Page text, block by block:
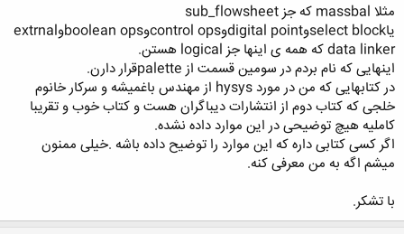
مثلا massbal که جز sub_flowsheet
یاselect blockوdigital pointوcontrol opsوboolean opsوextrnal
data linker که همه ی اینها جز logical هستن.
اینهایی که نام بردم در سومین قسمت از paletteقرار دارن.
در کتابهایی که من در مورد hysys از مهندس باغمیشه و سرکار خانوم
خلجی که کتاب دوم از انتشارات دیباگران هست و کتاب خوب و تقریبا
کاملیه هیچ توضیحی در این موارد داده نشده.
اگر کسی کتابی داره که این موارد را توضیح داده باشه .خیلی ممنون
میشم اگه به من معرفی کنه.
با تشکر.